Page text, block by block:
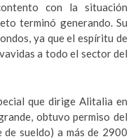
con la situación
terminó generando. Su
ya que el espíritu de
a todo el sector del
que dirige Alitalia en
obtuvo permiso del
sueldo) a más de 2900